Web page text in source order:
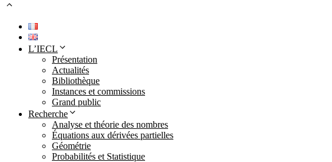
L’IECL
Présentation
Actualités
Bibliothèque
Instances et commissions
Grand public
Recherche
Analyse et théorie des nombres
Équations aux dérivées partielles
Géométrie
Probabilités et Statistique